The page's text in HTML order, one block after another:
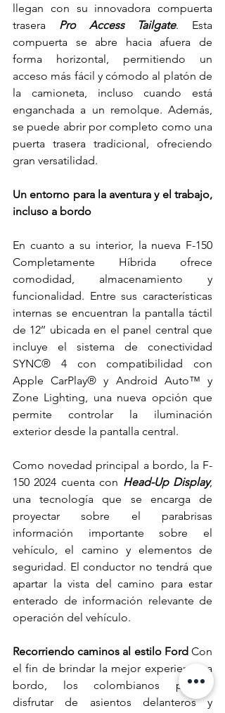
llegan con su innovadora compuerta
trasera Pro Access Tailgate. Esta
compuerta se abre hacia afuera de
forma horizontal, permitiendo un
acceso más fácil y cómodo al platón de
la camioneta, incluso cuando está
enganchada a un remolque. Además,
se puede abrir por completo como una
puerta trasera tradicional, ofreciendo
gran versatilidad.
Un entorno para la aventura y el trabajo,
incluso a bordo
En cuanto a su interior, la nueva F-150
Completamente Híbrida ofrece
comodidad, almacenamiento y
funcionalidad. Entre sus características
internas se encuentran la pantalla táctil
de 12’’ ubicada en el panel central que
incluye el sistema de conectividad
SYNC® 4 con compatibilidad con
Apple CarPlay® y Android Auto™ y
Zone Lighting, una nueva opción que
permite controlar la iluminación
exterior desde la pantalla central.
Como novedad principal a bordo, la F-
150 2024 cuenta con Head-Up Display,
una tecnología que se encarga de
proyectar sobre el parabrisas
información importante sobre el
vehículo, el camino y elementos de
seguridad. El conductor no tendrá que
apartar la vista del camino para estar
enterado de información relevante de
operación del vehículo.
Recorriendo caminos al estilo Ford Con
el fin de brindar la mejor experiencia a
bordo, los colombianos podrán
disfrutar de asientos delanteros y